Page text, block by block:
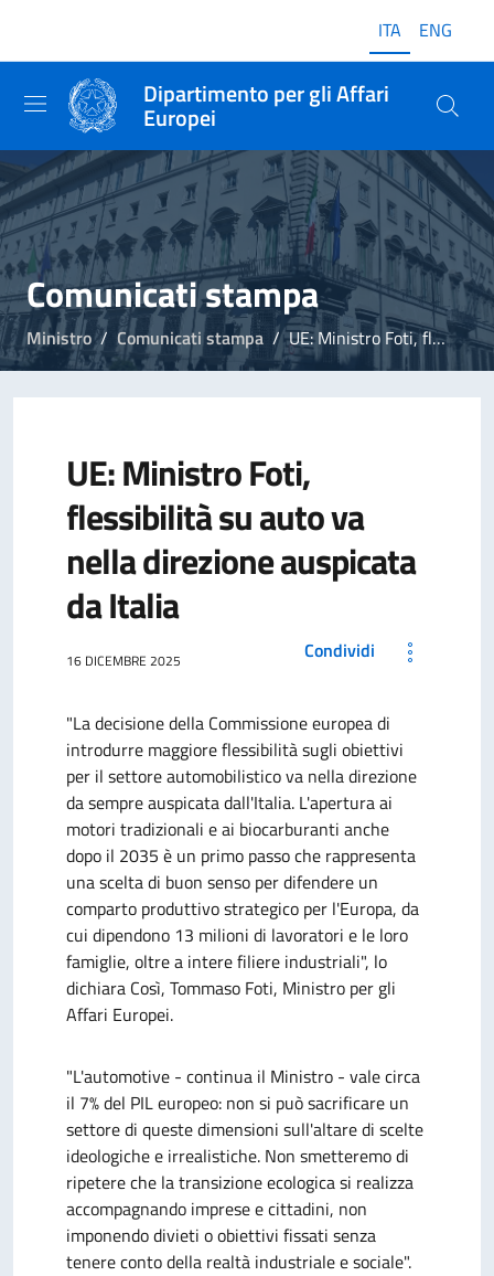
ITA ENG
Dipartimento per gli Affari
Europei
Comunicati stampa
Ministro Comunicati stampa UE: Ministro Foti, flessibilità su auto va nella direzione auspicata da Italia
UE: Ministro Foti,
flessibilità su auto va
nella direzione auspicata
da Italia
16 DICEMBRE 2025 Condividi
"La decisione della Commissione europea di
introdurre maggiore flessibilità sugli obiettivi
per il settore automobilistico va nella direzione
da sempre auspicata dall'Italia. L'apertura ai
motori tradizionali e ai biocarburanti anche
dopo il 2035 è un primo passo che rappresenta
una scelta di buon senso per difendere un
comparto produttivo strategico per l'Europa, da
cui dipendono 13 milioni di lavoratori e le loro
famiglie, oltre a intere filiere industriali", lo
dichiara Così, Tommaso Foti, Ministro per gli
Affari Europei.
"L'automotive - continua il Ministro - vale circa
il 7% del PIL europeo: non si può sacrificare un
settore di queste dimensioni sull'altare di scelte
ideologiche e irrealistiche. Non smetteremo di
ripetere che la transizione ecologica si realizza
accompagnando imprese e cittadini, non
imponendo divieti o obiettivi fissati senza
tenere conto della realtà industriale e sociale".